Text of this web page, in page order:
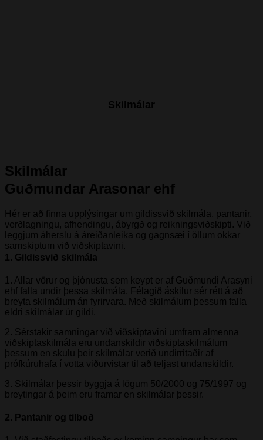
Skilmálar
Skilmálar
Guðmundar Arasonar ehf
Hér er að finna upplýsingar um gildissvið skilmála, pantanir,
verðlagningu, afhendingu, ábyrgð og reikningsviðskipti. Við
leggjum áherslu á áreiðanleika og gagnsæi í öllum okkar
samskiptum við viðskiptavini.
1. Gildissvið skilmála
1. Allar vörur og þjónusta sem keypt er af Guðmundi Arasyni
ehf falla undir þessa skilmála. Félagið áskilur sér rétt á að
breyta skilmálum án fyrirvara. Með skilmálum þessum falla
eldri skilmálar úr gildi.
2. Sérstakir samningar við viðskiptavini umfram almenna
viðskiptaskilmála eru undanskildir viðskiptaskilmálum
þessum en skulu þeir skilmálar verið undirritaðir af
prófkúruhafa í votta viðurvistar til að teljast undanskildir.
3. Skilmálar þessir byggja á lögum 50/2000 og 75/1997 og
breytingar á þeim eru framar en skilmálar þessir.
2. Pantanir og tilboð